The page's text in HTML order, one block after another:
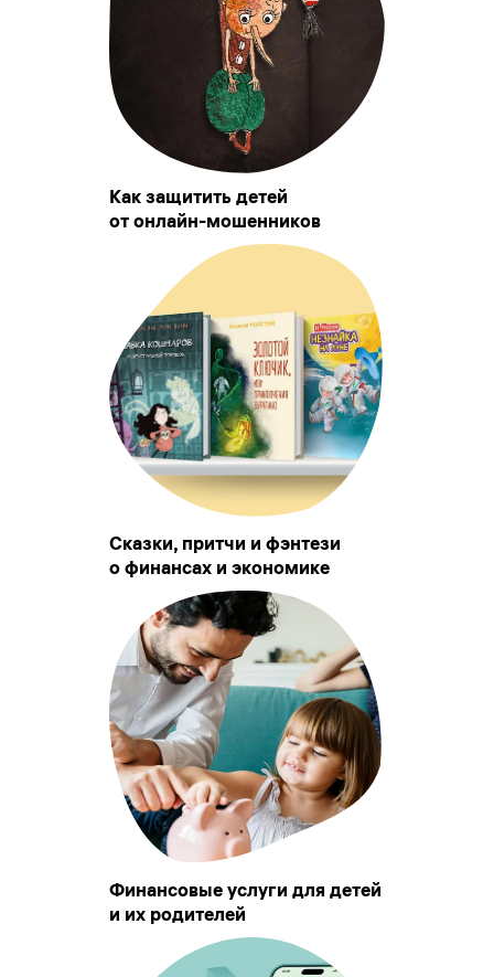
Как защитить детей
от онлайн-мошенников
Сказки, притчи и фэнтези
о финансах и экономике
Финансовые услуги для детей
и их родителей